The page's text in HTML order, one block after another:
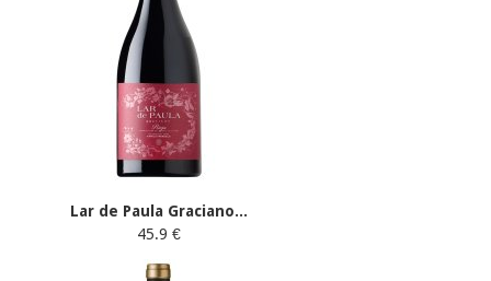
Lar de Paula Graciano...
45.9 €